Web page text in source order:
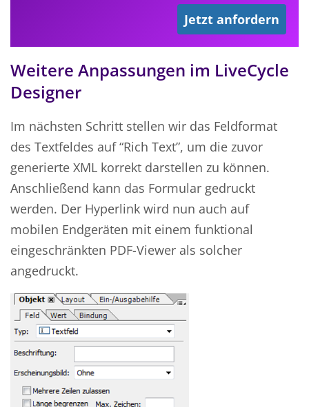
Jetzt anfordern
Weitere Anpassungen im LiveCycle
Designer
Im nächsten Schritt stellen wir das Feldformat
des Textfeldes auf “Rich Text”, um die zuvor
generierte XML korrekt darstellen zu können.
Anschließend kann das Formular gedruckt
werden. Der Hyperlink wird nun auch auf
mobilen Endgeräten mit einem funktional
eingeschränkten PDF-Viewer als solcher
angedruckt.